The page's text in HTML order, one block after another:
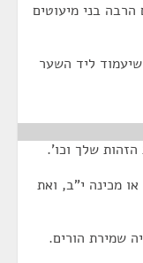
בני מיעוטים
שיעמוד ליד השער
שלך וכו'.
מכינה י"ב, ואת
שמירת הורים.